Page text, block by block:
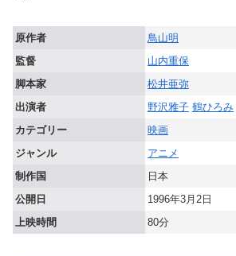
原作者
鳥山明
監督
山内重保
脚本家
松井亜弥
出演者
野沢雅子 鶴ひろみ
カテゴリー
映画
ジャンル
アニメ
制作国
日本
公開日
1996年3月2日
上映時間
80分